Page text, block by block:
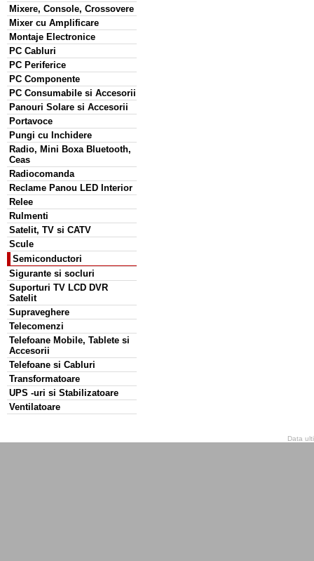
Mixere, Console, Crossovere
Mixer cu Amplificare
Montaje Electronice
PC Cabluri
PC Periferice
PC Componente
PC Consumabile si Accesorii
Panouri Solare si Accesorii
Portavoce
Pungi cu Inchidere
Radio, Mini Boxa Bluetooth,
Ceas
Radiocomanda
Reclame Panou LED Interior
Relee
Rulmenti
Satelit, TV si CATV
Scule
Semiconductori
Sigurante si socluri
Suporturi TV LCD DVR
Satelit
Supraveghere
Telecomenzi
Telefoane Mobile, Tablete si
Accesorii
Telefoane si Cabluri
Transformatoare
UPS -uri si Stabilizatoare
Ventilatoare
Data